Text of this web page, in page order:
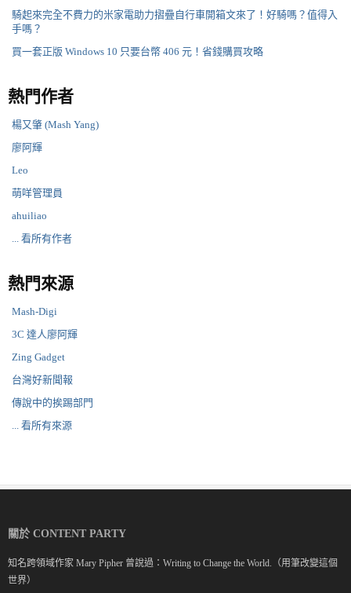
騎起來完全不費力的米家電助力摺疊自行車開箱文來了！好騎嗎？值得入
手嗎？
買一套正版 Windows 10 只要台幣 406 元！省錢購買攻略
熱門作者
楊又肇 (Mash Yang)
廖阿輝
Leo
萌咩管理員
ahuiliao
... 看所有作者
熱門來源
Mash-Digi
3C 達人廖阿輝
Zing Gadget
台灣好新聞報
傳說中的挨踢部門
... 看所有來源
關於 CONTENT PARTY
知名跨領域作家 Mary Pipher 曾說過：Writing to Change the World.（用筆改變這個
世界）